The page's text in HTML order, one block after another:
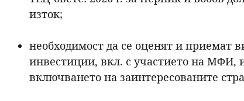
изток;
необходимост да се оценят и приемат
инвестиции, вкл. с участието на МФИ,
включването на заинтересованите